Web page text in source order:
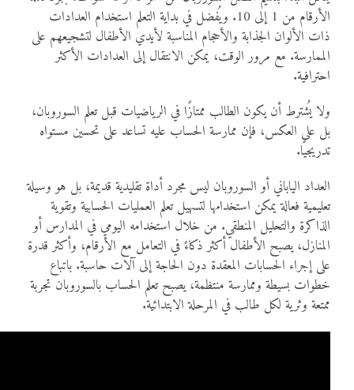
الأرقام من 1 إلى 10. ويُفضل في بداية التعلم استخدام العدادات
ذات الألوان الجذابة والأحجام المناسبة لأيدي الأطفال لتشجيعهم على
الممارسة. مع مرور الوقت، يمكن الانتقال إلى العدادات الأكثر
احترافية.
ولا يُشترط أن يكون الطالب ممتازًا في الرياضيات قبل تعلم السوروبان،
بل على العكس، فإن ممارسة الحساب عليه تساعد على تحسين مستواه
تدريجيًا.
العداد الياباني أو السوروبان ليس مجرد أداة تقليدية قديمة، بل هو وسيلة
تعليمية فعالة يمكن استخدامها لتسهيل تعلم العمليات الحسابية وتقوية
الذاكرة والتحليل المنطقي. من خلال استخدامه اليومي في المدارس أو
المنازل، يصبح الأطفال أكثر ذكاءً في التعامل مع الأرقام، وأكثر قدرة
على إجراء الحسابات المعقدة دون الحاجة إلى آلات حاسبة. باتباع
خطوات بسيطة وممارسة منتظمة، يصبح تعلم الحساب بالسوروبان تجربة
ممتعة وثرية لكل طالب في المرحلة الابتدائية.